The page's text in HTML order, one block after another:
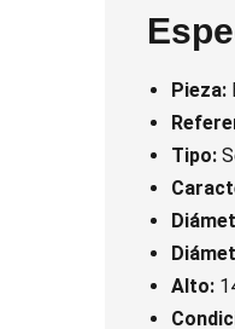
Pieza:
Tipo:
Alto: